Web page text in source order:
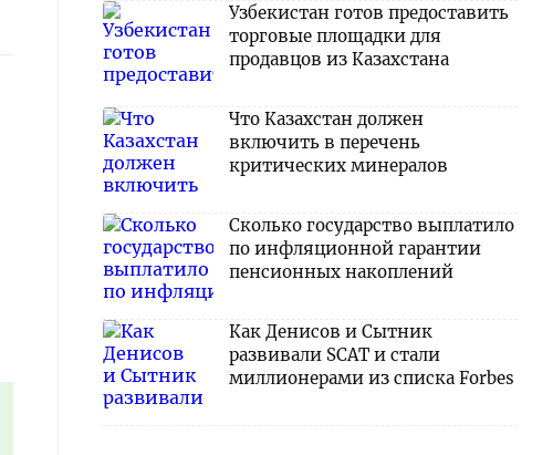
Узбекистан готов предоставить
торговые площадки для
продавцов из Казахстана
Что Казахстан должен
включить в перечень
критических минералов
Сколько государство выплатило
по инфляционной гарантии
пенсионных накоплений
Как Денисов и Сытник
развивали SCAT и стали
миллионерами из списка Forbes